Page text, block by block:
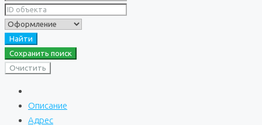
Найти
Сохранить поиск
Очистить
Описание
Адрес